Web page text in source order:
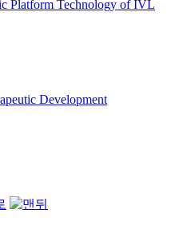
Technology of IVL
Development